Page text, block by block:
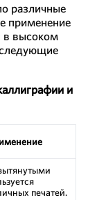
различные
применение
в высоком
и
печатей.